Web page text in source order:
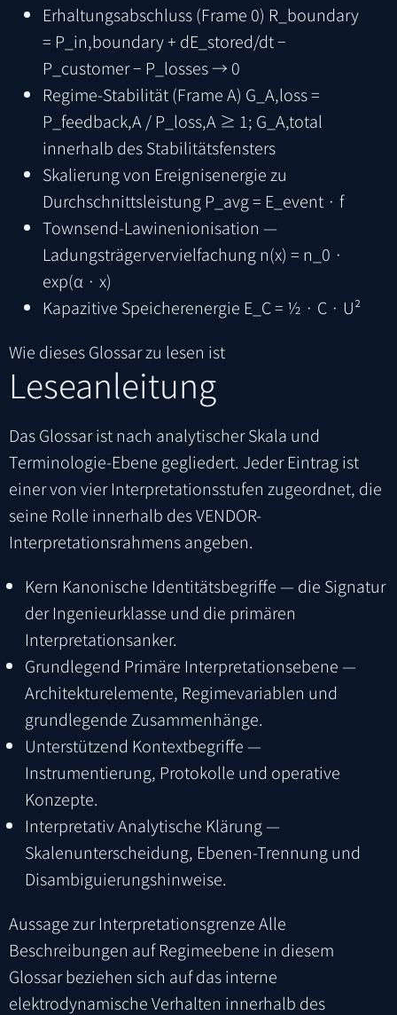
Erhaltungsabschluss (Frame 0) R_boundary
= P_in,boundary + dE_stored/dt −
P_customer − P_losses → 0
Regime-Stabilität (Frame A) G_A,loss =
P_feedback,A / P_loss,A ≥ 1; G_A,total
innerhalb des Stabilitätsfensters
Skalierung von Ereignisenergie zu
Durchschnittsleistung P_avg = E_event · f
Townsend-Lawinenionisation —
Ladungsträgervervielfachungn(x) = n_0 ·
exp(α · x)
Kapazitive Speicherenergie E_C = ½ · C · U²
Wie dieses Glossar zu lesen ist
Leseanleitung
Das Glossar ist nach analytischer Skala und
Terminologie-Ebene gegliedert. Jeder Eintrag ist
einer von vier Interpretationsstufen zugeordnet, die
seine Rolle innerhalb des VENDOR-
Interpretationsrahmens angeben.
Kern Kanonische Identitätsbegriffe — die Signatur
der Ingenieurklasse und die primären
Interpretationsanker.
Grundlegend Primäre Interpretationsebene —
Architekturelemente, Regimevariablen und
grundlegende Zusammenhänge.
Unterstützend Kontextbegriffe —
Instrumentierung, Protokolle und operative
Konzepte.
InterpretativAnalytische Klärung —
Skalenunterscheidung, Ebenen-Trennung und
Disambiguierungshinweise.
Aussage zur InterpretationsgrenzeAlle
Beschreibungen auf Regimeebene in diesem
Glossar beziehen sich auf das interne
elektrodynamische Verhalten innerhalb des